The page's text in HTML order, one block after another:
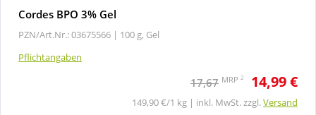
Cordes BPO 3% Gel
PZN/Art.Nr.: 03675566 | 100 g, Gel
Pflichtangaben
17,67 MRP 2 14,99 €
149,90 €/1 kg | inkl. MwSt. zzgl.Versand